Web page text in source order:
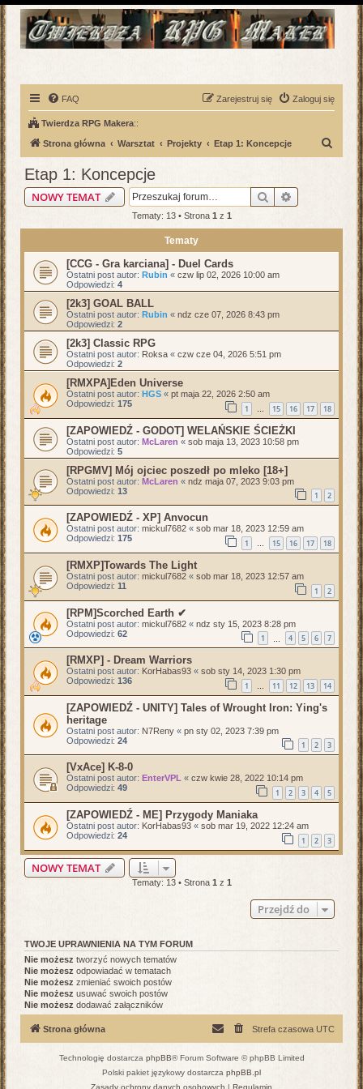
FAQ Zaloguj się
Zarejestruj się
Twierdza RPG Makera::
Strona główna Warsztat Projekty Etap 1: Koncepcje
Etap 1: Koncepcje
NOWY TEMAT Szukaj
Tematy: 13 • Strona 1 z 1
Tematy
[CCG - Gra karciana] - Duel Cards
Ostatni post autor: Rubin « czw lip 02, 2026 10:00 am
Odpowiedzi: 4
[2k3] GOAL BALL
Ostatni post autor: Rubin « ndz cze 07, 2026 8:43 pm
Odpowiedzi: 2
[2k3] Classic RPG
Ostatni post autor: Roksa « czw cze 04, 2026 5:51 pm
Odpowiedzi: 2
[RMXPA]Eden Universe
Ostatni post autor: HGS « pt maja 22, 2026 2:50 am
Odpowiedzi: 175 1 … 15 16 17 18
[ZAPOWIEDŹ - GODOT] WELAŃSKIE ŚCIEŻKI
Ostatni post autor: McLaren « sob maja 13, 2023 10:58 pm
Odpowiedzi: 5
[RPGMV] Mój ojciec poszedł po mleko [18+]
Ostatni post autor: McLaren « ndz maja 07, 2023 9:03 pm
Odpowiedzi: 13 1 2
[ZAPOWIEDŹ - XP] Anvocun
Ostatni post autor: mickul7682 « sob mar 18, 2023 12:59 am
Odpowiedzi: 175 1 … 15 16 17 18
[RMXP]Towards The Light
Ostatni post autor: mickul7682 « sob mar 18, 2023 12:57 am
Odpowiedzi: 11 1 2
[RPM]Scorched Earth ✔
Ostatni post autor: mickul7682 « ndz sty 15, 2023 8:28 pm
Odpowiedzi: 62 1 4 5 6 7
[RMXP] - Dream Warriors
Ostatni post autor: KorHabas93 « sob sty 14, 2023 1:30 pm
Odpowiedzi: 136 1 … 11 12 13 14
[ZAPOWIEDŹ - UNITY] Tales of Wrought Iron: Ying's
heritage
Ostatni post autor: N7Reny « pn sty 02, 2023 7:39 pm
Odpowiedzi: 24 1 2 3
[VxAce] K-8-0
Ostatni post autor: EnterVPL « czw kwie 28, 2022 10:14 pm
Odpowiedzi: 49 1 2 3 4 5
[ZAPOWIEDŹ - ME] Przygody Maniaka
Ostatni post autor: KorHabas93 « sob mar 19, 2022 12:24 am
Odpowiedzi: 24 1 2 3
NOWY TEMAT
Tematy: 13 • Strona 1 z 1
Przejdź do
TWOJE UPRAWNIENIA NA TYM FORUM
Nie możesz tworzyć nowych tematów
Nie możesz odpowiadać w tematach
Nie możesz zmieniać swoich postów
Nie możesz usuwać swoich postów
Nie możesz dodawać załączników
Strona główna Strefa czasowa UTC
Technologię dostarcza phpBB® Forum Software © phpBB Limited
Polski pakiet językowy dostarcza phpBB.pl
Zasady ochrony danych osobowych | Regulamin